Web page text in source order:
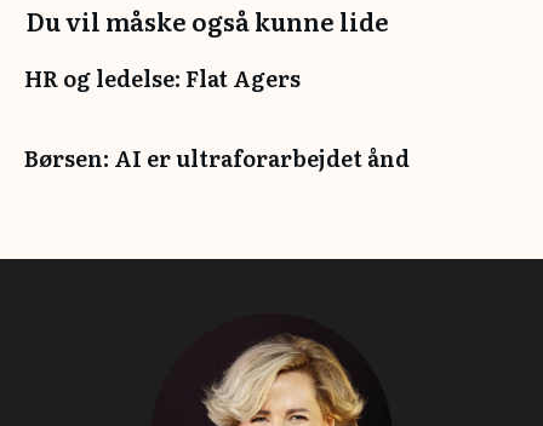
Du vil måske også kunne lide
HR og ledelse: Flat Agers
Børsen: AI er ultraforarbejdet ånd